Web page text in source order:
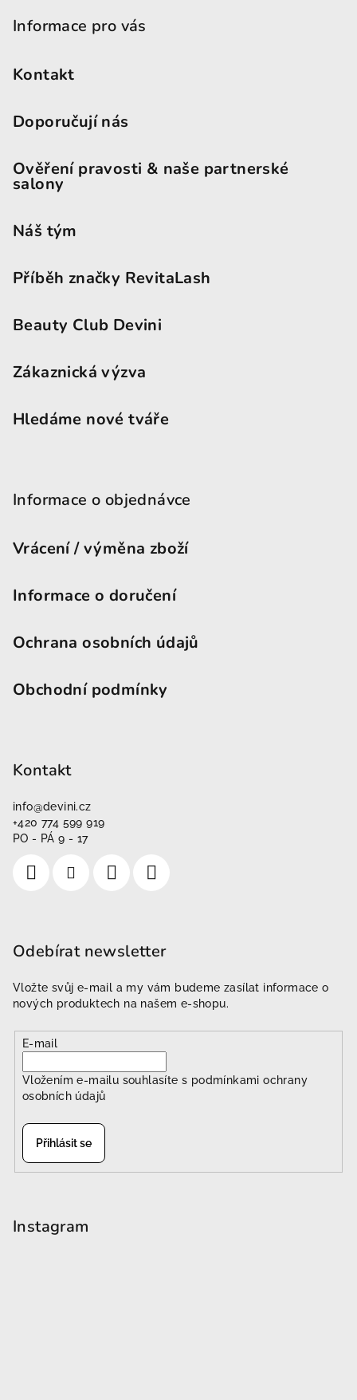
Informace pro vás
Kontakt
Doporučují nás
Ověření pravosti & naše partnerské
salony
Náš tým
Příběh značky RevitaLash
Beauty Club Devini
Zákaznická výzva
Hledáme nové tváře
Informace o objednávce
Vrácení / výměna zboží
Informace o doručení
Ochrana osobních údajů
Obchodní podmínky
Kontakt
info@devini.cz
+420 774 599 919
PO - PÁ 9 - 17
Odebírat newsletter
Vložte svůj e-mail a my vám budeme zasílat informace o
nových produktech na našem e-shopu.
E-mail
Vložením e-mailu souhlasíte s podmínkami ochrany
osobních údajů
Přihlásit se
Instagram